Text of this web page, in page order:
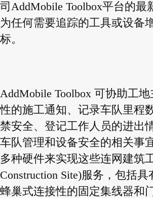
司AddMobile Toolbox平台的最
为任何需要追踪的工具或设备
标。
AddMobile Toolbox 可协助工
性的施工通知、记录车队里程
禁安全、登记工作人员的进出
车队管理和设备安全的相关事
多种硬件来实现这些连网建筑
Construction Site)服务，包括
蜂巢式连接性的固定集线器和